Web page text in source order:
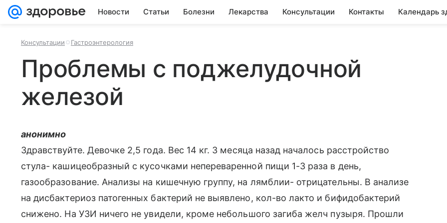
Новости Статьи Болезни Лекарства Консультации Контакты Календарь
Консультации Гастроэнтерология
Проблемы с поджелудочной
железой
анонимно
Здравствуйте. Девочке 2,5 года. Вес 14 кг. 3 месяца назад началось расстройство
стула- кашицеобразный с кусочками непереваренной пищи 1-3 раза в день,
газообразование. Анализы на кишечную группу, на лямблии- отрицательны. В анализе
на дисбактериоз патогенных бактерий не выявлено, кол-во лакто и бифидобактерий
снижено. На УЗИ ничего не увидели, кроме небольшого загиба желч пузыря. Прошли